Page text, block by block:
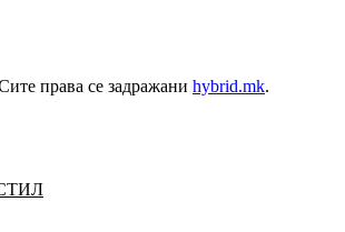
права се задражани hybrid.mk.